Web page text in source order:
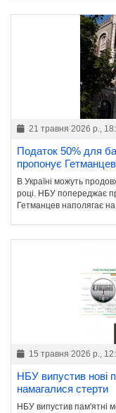
21 травня 2026 р.,
Податок 50% для
пропонує
В Україні можуть
році. НБУ попереджає
Гетманцев наполягає
15 травня 2026 р.,
НБУ випустив нові
намагалися стерти
НБУ випустив пам'ятні